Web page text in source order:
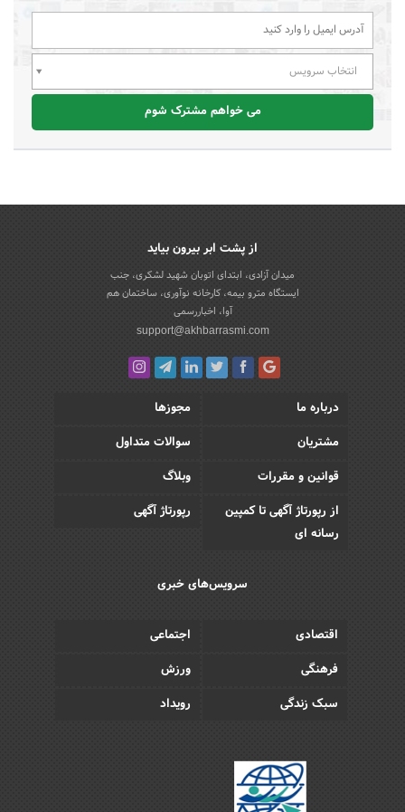
انتخاب سرویس
می خواهم مشترک شوم
از پشت ابر بیرون بیاید
میدان آزادی، ابتدای اتوبان شهید لشکری، جنب
ایستگاه مترو بیمه، کارخانه نوآوری، ساختمان هم
آوا، اخباررسمی
support@akhbarrasmi.com
درباره ما
مجوزها
مشتریان
سوالات متداول
قوانین و مقررات
وبلاگ
از رپورتاژ آگهی تا کمپین
رسانه ای
رپورتاژ آگهی
سرویس‌های خبری
اقتصادی
اجتماعی
فرهنگی
ورزش
سبک زندگی
رویداد